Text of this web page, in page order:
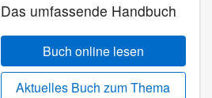
Das umfassende Handbuch
Buch online lesen
Aktuelles Buch zum Thema